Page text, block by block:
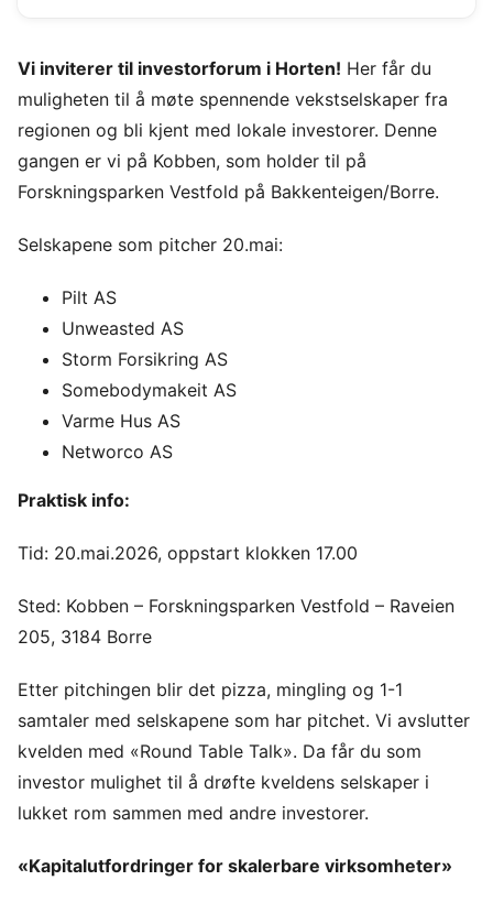
Vi inviterer til investorforum i Horten! Her får du
muligheten til å møte spennende vekstselskaper fra
regionen og bli kjent med lokale investorer. Denne
gangen er vi på Kobben, som holder til på
Forskningsparken Vestfold på Bakkenteigen/Borre.
Selskapene som pitcher 20.mai:
Pilt AS
Unweasted AS
Storm Forsikring AS
Somebodymakeit AS
Varme Hus AS
Networco AS
Praktisk info:
Tid: 20.mai.2026, oppstart klokken 17.00
Sted: Kobben – Forskningsparken Vestfold – Raveien
205, 3184 Borre
Etter pitchingen blir det pizza, mingling og 1-1
samtaler med selskapene som har pitchet. Vi avslutter
kvelden med «Round Table Talk». Da får du som
investor mulighet til å drøfte kveldens selskaper i
lukket rom sammen med andre investorer.
«Kapitalutfordringer for skalerbare virksomheter»